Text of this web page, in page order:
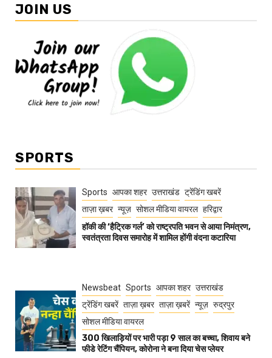
JOIN US
SPORTS
Sports आपका शहर उत्तराखंड ट्रेंडिंग खबरें
ताज़ा ख़बर न्यूज़ सोशल मीडिया वायरल हरिद्वार
हॉकी की ‘हैट्रिक गर्ल’ को राष्ट्रपति भवन से आया निमंत्रण,
स्वतंत्रता दिवस समारोह में शामिल होंगी वंदना कटारिया
Newsbeat Sports आपका शहर उत्तराखंड
ट्रेंडिंग खबरें ताज़ा ख़बर ताज़ा ख़बरें न्यूज़ रुद्रपुर
सोशल मीडिया वायरल
300 खिलाड़ियों पर भारी पड़ा 9 साल का बच्चा, शिवाय बने
फीडे रेटिंग चैंपियन, कोरोना ने बना दिया चेस प्लेयर